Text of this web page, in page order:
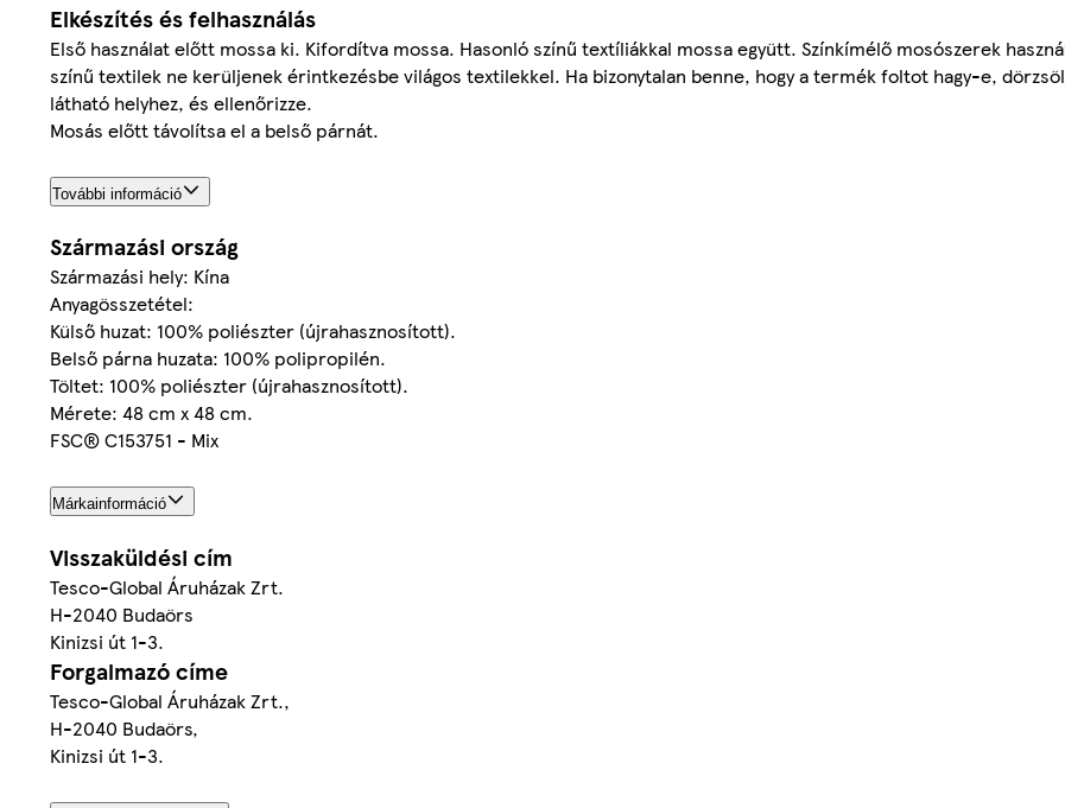
Elkészítés és felhasználás
Első használat előtt mossa ki. Kifordítva mossa. Hasonló színű textíliákkal mossa együtt. Színkímélő mosószerek
színű textilek ne kerüljenek érintkezésbe világos textilekkel. Ha bizonytalan benne, hogy a termék foltot hagy-e,
látható helyhez, és ellenőrizze.
Mosás előtt távolítsa el a belső párnát.
További információ
Származási ország
Származási hely: Kína
Anyagösszetétel:
Külső huzat: 100% poliészter (újrahasznosított).
Belső párna huzata: 100% polipropilén.
Töltet: 100% poliészter (újrahasznosított).
Mérete: 48 cm x 48 cm.
FSC® C153751 - Mix
Márkainformáció
Visszaküldési cím
Tesco-Global Áruházak Zrt.
H-2040 Budaörs
Kinizsi út 1-3.
Forgalmazó címe
Tesco-Global Áruházak Zrt.,
H-2040 Budaörs,
Kinizsi út 1-3.